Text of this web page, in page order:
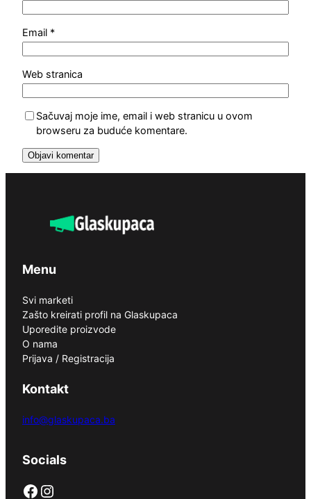
Email *
Web stranica
Sačuvaj moje ime, email i web stranicu u ovom
browseru za buduće komentare.
Menu
Svi marketi
Zašto kreirati profil na Glaskupaca
Uporedite proizvode
O nama
Prijava / Registracija
Kontakt
info@glaskupaca.ba
Socials
Facebook Instagram